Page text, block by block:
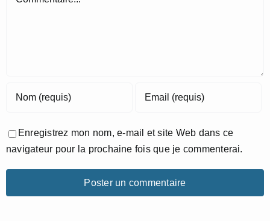
Enregistrez mon nom, e-mail et site Web dans ce
navigateur pour la prochaine fois que je commenterai.